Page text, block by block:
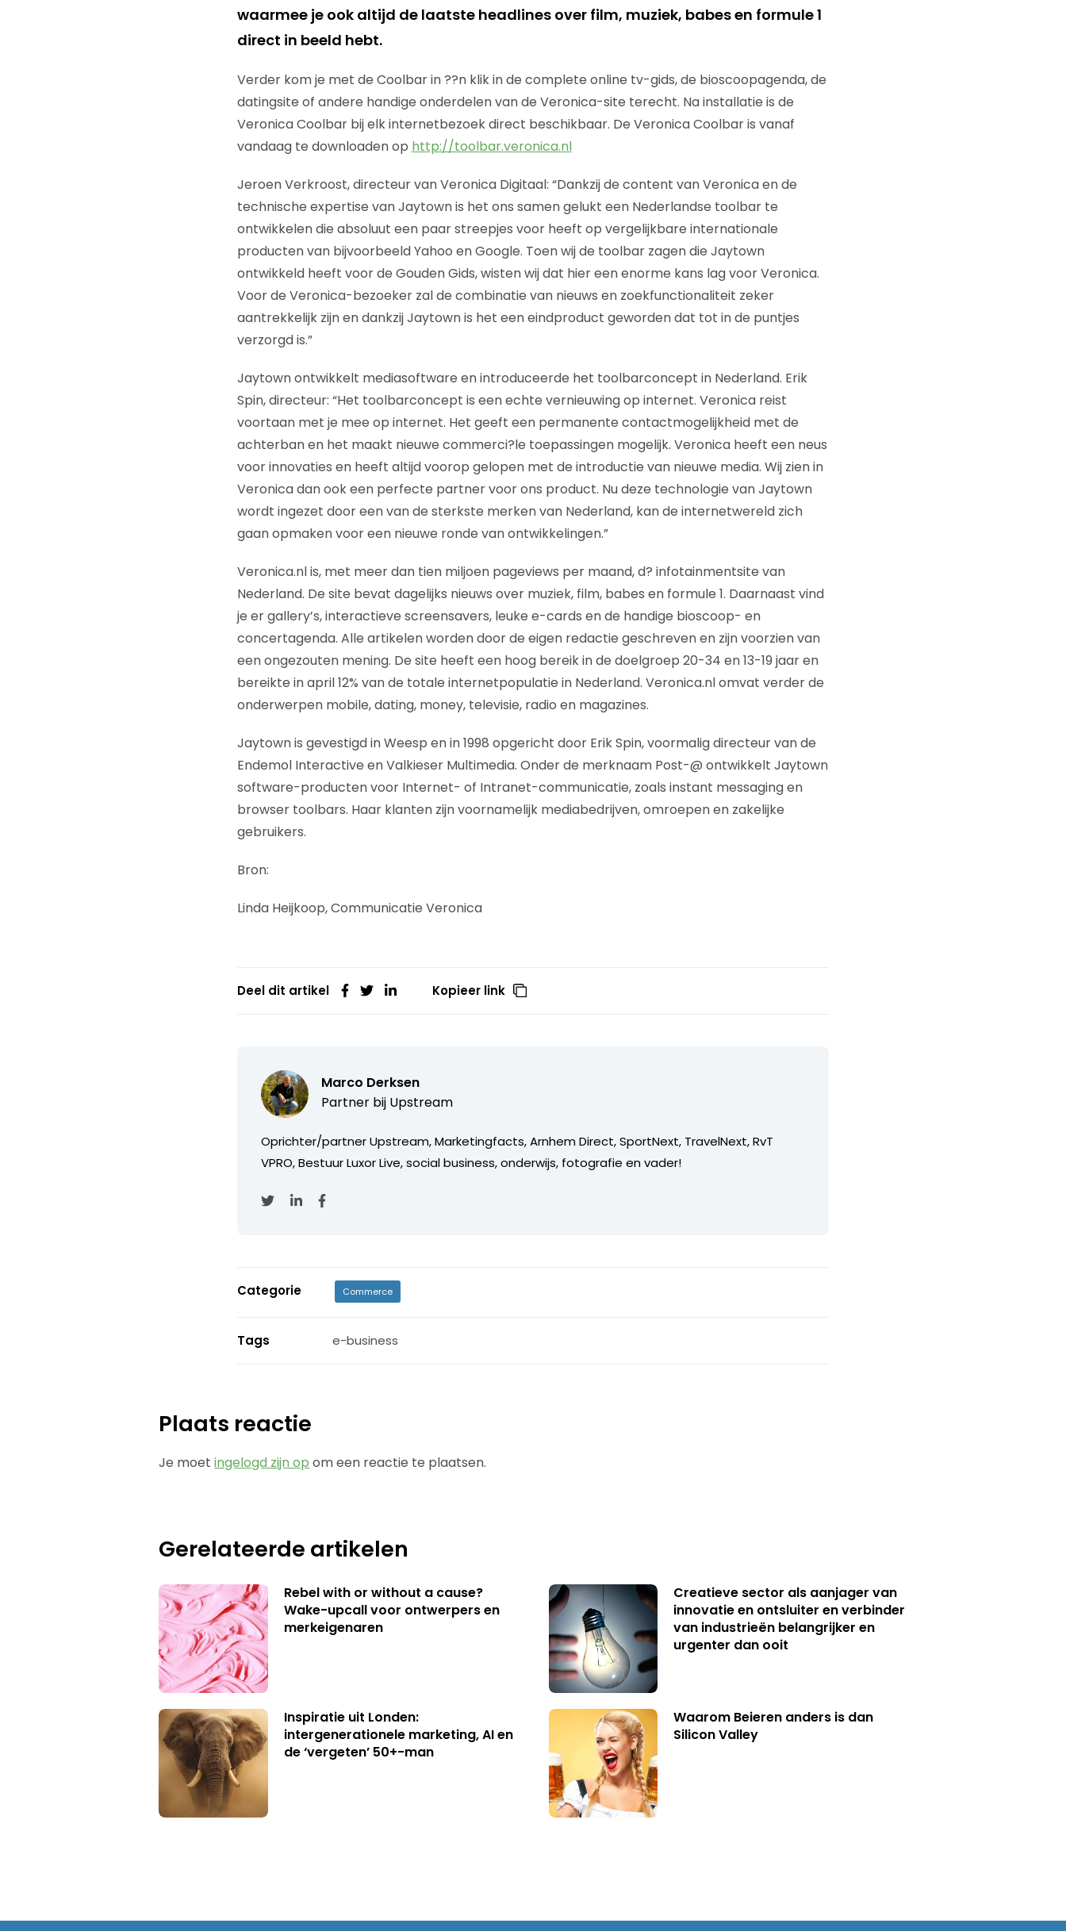
waarmee je ook altijd de laatste headlines over film, muziek, babes en formule 1
direct in beeld hebt.
Verder kom je met de Coolbar in ??n klik in de complete online tv-gids, de bioscoopagenda, de
datingsite of andere handige onderdelen van de Veronica-site terecht. Na installatie is de
Veronica Coolbar bij elk internetbezoek direct beschikbaar. De Veronica Coolbar is vanaf
vandaag te downloaden op http://toolbar.veronica.nl
Jeroen Verkroost, directeur van Veronica Digitaal: “Dankzij de content van Veronica en de
technische expertise van Jaytown is het ons samen gelukt een Nederlandse toolbar te
ontwikkelen die absoluut een paar streepjes voor heeft op vergelijkbare internationale
producten van bijvoorbeeld Yahoo en Google. Toen wij de toolbar zagen die Jaytown
ontwikkeld heeft voor de Gouden Gids, wisten wij dat hier een enorme kans lag voor Veronica.
Voor de Veronica-bezoeker zal de combinatie van nieuws en zoekfunctionaliteit zeker
aantrekkelijk zijn en dankzij Jaytown is het een eindproduct geworden dat tot in de puntjes
verzorgd is.”
Jaytown ontwikkelt mediasoftware en introduceerde het toolbarconcept in Nederland. Erik
Spin, directeur: “Het toolbarconcept is een echte vernieuwing op internet. Veronica reist
voortaan met je mee op internet. Het geeft een permanente contactmogelijkheid met de
achterban en het maakt nieuwe commerci?le toepassingen mogelijk. Veronica heeft een neus
voor innovaties en heeft altijd voorop gelopen met de introductie van nieuwe media. Wij zien in
Veronica dan ook een perfecte partner voor ons product. Nu deze technologie van Jaytown
wordt ingezet door een van de sterkste merken van Nederland, kan de internetwereld zich
gaan opmaken voor een nieuwe ronde van ontwikkelingen.”
Veronica.nl is, met meer dan tien miljoen pageviews per maand, d? infotainmentsite van
Nederland. De site bevat dagelijks nieuws over muziek, film, babes en formule 1. Daarnaast vind
je er gallery’s, interactieve screensavers, leuke e-cards en de handige bioscoop- en
concertagenda. Alle artikelen worden door de eigen redactie geschreven en zijn voorzien van
een ongezouten mening. De site heeft een hoog bereik in de doelgroep 20-34 en 13-19 jaar en
bereikte in april 12% van de totale internetpopulatie in Nederland. Veronica.nl omvat verder de
onderwerpen mobile, dating, money, televisie, radio en magazines.
Jaytown is gevestigd in Weesp en in 1998 opgericht door Erik Spin, voormalig directeur van de
Endemol Interactive en Valkieser Multimedia. Onder de merknaam Post-@ ontwikkelt Jaytown
software-producten voor Internet- of Intranet-communicatie, zoals instant messaging en
browser toolbars. Haar klanten zijn voornamelijk mediabedrijven, omroepen en zakelijke
gebruikers.
Bron:
Linda Heijkoop, Communicatie Veronica
Deel dit artikel Kopieer link
Marco Derksen
Partner bij Upstream
Oprichter/partner Upstream, Marketingfacts, Arnhem Direct, SportNext, TravelNext, RvT
VPRO, Bestuur Luxor Live, social business, onderwijs, fotografie en vader!
Categorie Commerce
Tags e-business
Plaats reactie
Je moetingelogd zijn op om een reactie te plaatsen.
Gerelateerde artikelen
Rebel with or without a cause?
Wake-upcall voor ontwerpers en
merkeigenaren
Creatieve sector als aanjager van
innovatie en ontsluiter en verbinder
van industrieën belangrijker en
urgenter dan ooit
Inspiratie uit Londen:
intergenerationele marketing, AI en
de ‘vergeten’ 50+-man
Waarom Beieren anders is dan
Silicon Valley